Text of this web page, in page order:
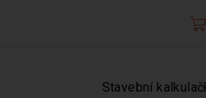
Stavební